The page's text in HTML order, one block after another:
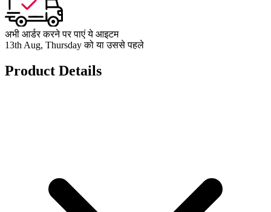
अभी आर्डर करने पर पाएं ये आइटम
13th Aug, Thursday को या उससे पहले
Product Details